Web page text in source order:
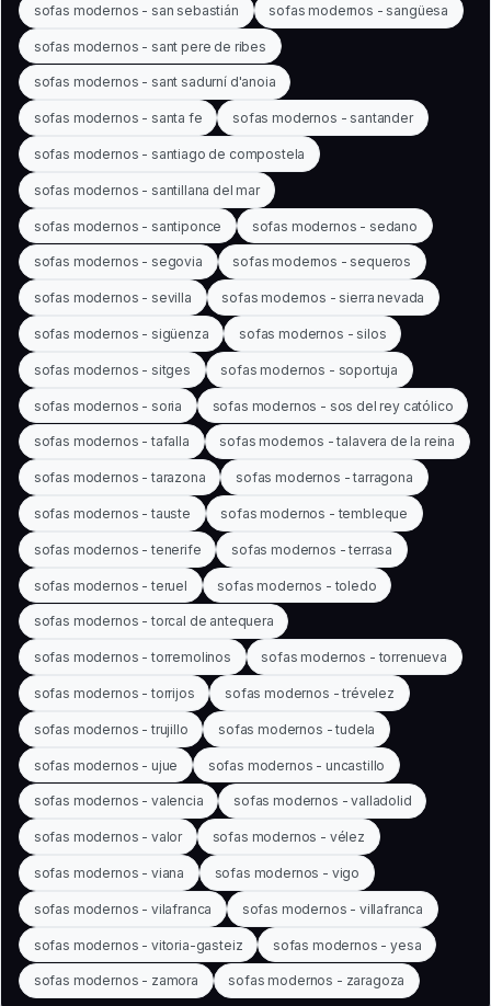
sofas modernos - san sebastián sofas modernos - sangüesa
sofas modernos - sant pere de ribes
sofas modernos - sant sadurní d'anoia
sofas modernos - santa fe sofas modernos - santander
sofas modernos - santiago de compostela
sofas modernos - santillana del mar
sofas modernos - santiponce sofas modernos - sedano
sofas modernos - segovia sofas modernos - sequeros
sofas modernos - sevilla sofas modernos - sierra nevada
sofas modernos - sigüenza sofas modernos - silos
sofas modernos - sitges sofas modernos - soportuja
sofas modernos - soria sofas modernos - sos del rey católico
sofas modernos - tafalla sofas modernos - talavera de la reina
sofas modernos - tarazona sofas modernos - tarragona
sofas modernos - tauste sofas modernos - tembleque
sofas modernos - tenerife sofas modernos - terrasa
sofas modernos - teruel sofas modernos - toledo
sofas modernos - torcal de antequera
sofas modernos - torremolinos sofas modernos - torrenueva
sofas modernos - torrijos sofas modernos - trévelez
sofas modernos - trujillo sofas modernos - tudela
sofas modernos - ujue sofas modernos - uncastillo
sofas modernos - valencia sofas modernos - valladolid
sofas modernos - valor sofas modernos - vélez
sofas modernos - viana sofas modernos - vigo
sofas modernos - vilafranca sofas modernos - villafranca
sofas modernos - vitoria-gasteiz sofas modernos - yesa
sofas modernos - zamora sofas modernos - zaragoza